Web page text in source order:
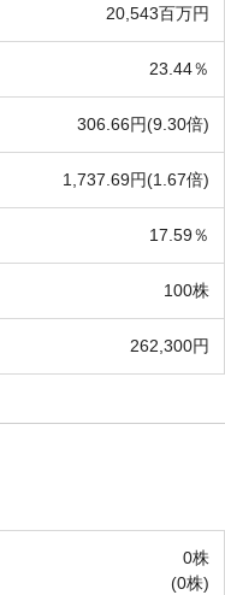
20,543百万円
23.44％
306.66円(9.30倍)
1,737.69円(1.67倍)
17.59％
100株
262,300円
0株
(0株)